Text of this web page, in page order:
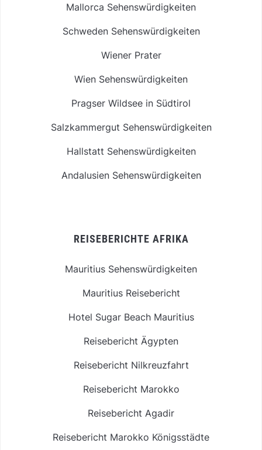
Mallorca Sehenswürdigkeiten
Schweden Sehenswürdigkeiten
Wiener Prater
Wien Sehenswürdigkeiten
Pragser Wildsee in Südtirol
Salzkammergut Sehenswürdigkeiten
Hallstatt Sehenswürdigkeiten
Andalusien Sehenswürdigkeiten
REISEBERICHTE AFRIKA
Mauritius Sehenswürdigkeiten
Mauritius Reisebericht
Hotel Sugar Beach Mauritius
Reisebericht Ägypten
Reisebericht Nilkreuzfahrt
Reisebericht Marokko
Reisebericht Agadir
Reisebericht Marokko Königsstädte